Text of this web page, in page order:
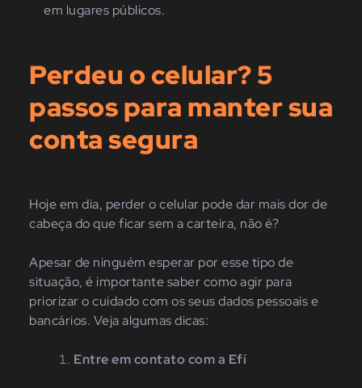
em lugares públicos.
Perdeu o celular? 5
passos para manter sua
conta segura
Hoje em dia, perder o celular pode dar mais dor de
cabeça do que ficar sem a carteira, não é?
Apesar de ninguém esperar por esse tipo de
situação, é importante saber como agir para
priorizar o cuidado com os seus dados pessoais e
bancários. Veja algumas dicas:
Entre em contato com a Efí